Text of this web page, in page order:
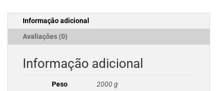
BLACK
Informação adicional
Avaliações (0)
Informação adicional
Peso 2000 g